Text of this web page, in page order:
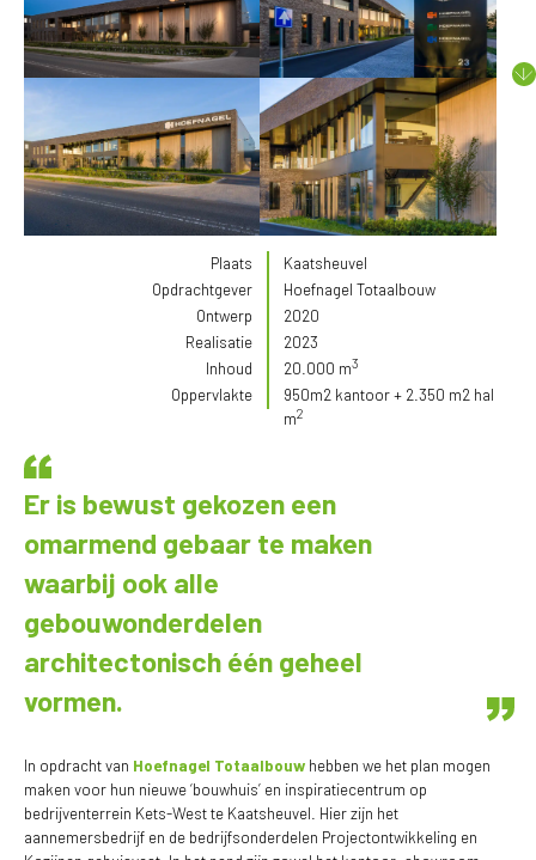
Plaats
Kaatsheuvel
Opdrachtgever
Hoefnagel Totaalbouw
Ontwerp
2020
Realisatie
2023
Inhoud
20.000 m3
Oppervlakte
950m2 kantoor + 2.350 m2 hal
m2
Er is bewust gekozen een
omarmend gebaar te maken
waarbij ook alle
gebouwonderdelen
architectonisch één geheel
vormen.
In opdracht van Hoefnagel Totaalbouw hebben we het plan mogen
maken voor hun nieuwe ‘bouwhuis’ en inspiratiecentrum op
bedrijventerrein Kets-West te Kaatsheuvel. Hier zijn het
aannemersbedrijf en de bedrijfsonderdelen Projectontwikkeling en